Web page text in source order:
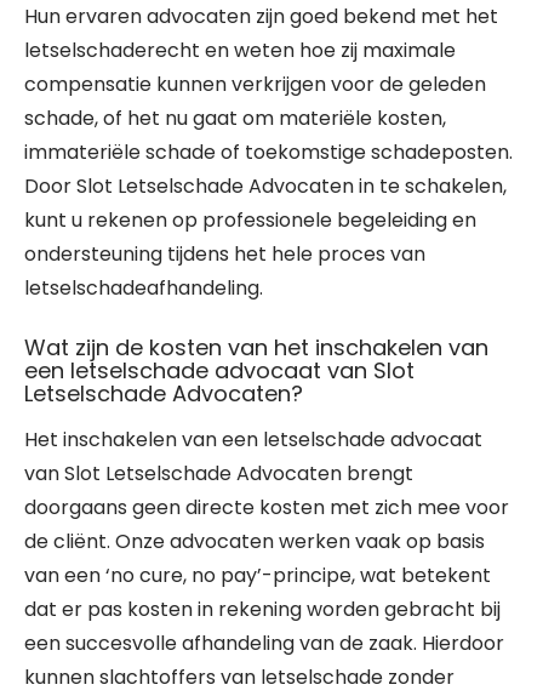
Hun ervaren advocaten zijn goed bekend met het
letselschaderecht en weten hoe zij maximale
compensatie kunnen verkrijgen voor de geleden
schade, of het nu gaat om materiële kosten,
immateriële schade of toekomstige schadeposten.
Door Slot Letselschade Advocaten in te schakelen,
kunt u rekenen op professionele begeleiding en
ondersteuning tijdens het hele proces van
letselschadeafhandeling.
Wat zijn de kosten van het inschakelen van
een letselschade advocaat van Slot
Letselschade Advocaten?
Het inschakelen van een letselschade advocaat
van Slot Letselschade Advocaten brengt
doorgaans geen directe kosten met zich mee voor
de cliënt. Onze advocaten werken vaak op basis
van een ‘no cure, no pay’-principe, wat betekent
dat er pas kosten in rekening worden gebracht bij
een succesvolle afhandeling van de zaak. Hierdoor
kunnen slachtoffers van letselschade zonder